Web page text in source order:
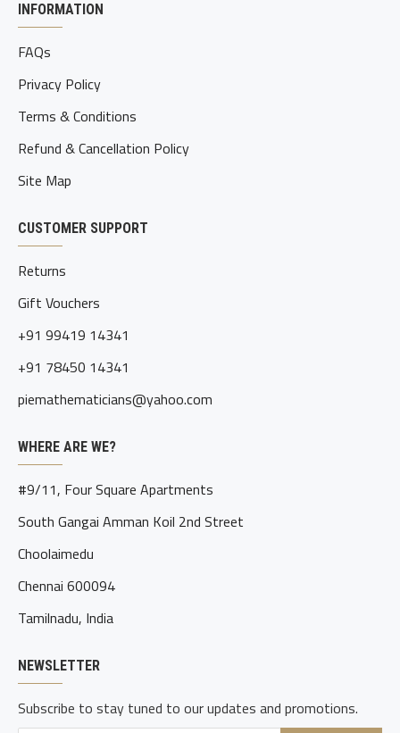
INFORMATION
FAQs
Privacy Policy
Terms & Conditions
Refund & Cancellation Policy
Site Map
CUSTOMER SUPPORT
Returns
Gift Vouchers
+91 99419 14341
+91 78450 14341
piemathematicians@yahoo.com
WHERE ARE WE?
#9/11, Four Square Apartments
South Gangai Amman Koil 2nd Street
Choolaimedu
Chennai 600094
Tamilnadu, India
NEWSLETTER
Subscribe to stay tuned to our updates and promotions.